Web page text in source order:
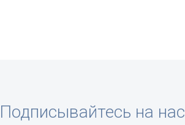
Подписывайтесь на нас